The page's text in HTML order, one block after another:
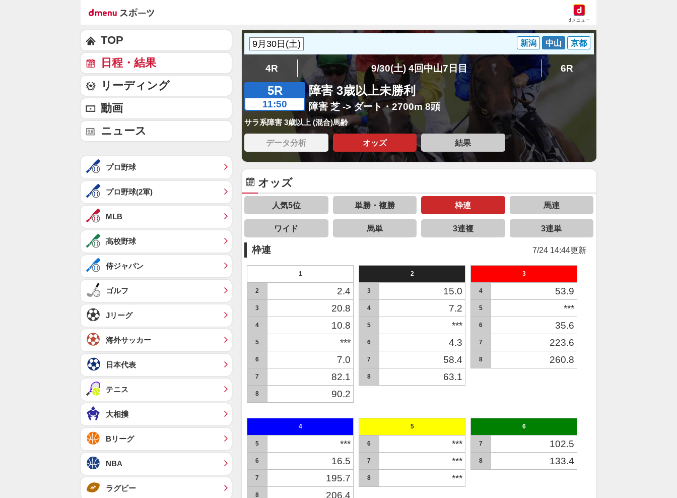
dメニュー
新潟 中山 京都
4R 9/30(土) 4回中山7日目 6R
5R
11:50
障害 3歳以上未勝利
障害 芝 -> ダート・2700m 8頭
サラ系障害 3歳以上 (混合)馬齢
データ分析 オッズ 結果
オッズ
人気5位 単勝・複勝 枠連 馬連
ワイド 馬単 3連複 3連単
枠連 7/24 14:44更新
1
2 2.4
3 20.8
4 10.8
5 ***
6 7.0
7 82.1
8 90.2
2
3 15.0
4 7.2
5 ***
6 4.3
7 58.4
8 63.1
3
4 53.9
5 ***
6 35.6
7 223.6
8 260.8
4
5 ***
6 16.5
7 195.7
8 206.4
5
6 ***
7 ***
8 ***
6
7 102.5
8 133.4
TOP
日程・結果
リーディング
動画
ニュース
プロ野球
プロ野球(2軍)
MLB
高校野球
侍ジャパン
ゴルフ
Jリーグ
海外サッカー
日本代表
テニス
大相撲
Bリーグ
NBA
ラグビー